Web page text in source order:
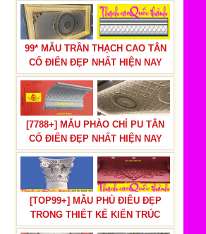
99* MẪU TRẦN THẠCH CAO TÂN
CỔ ĐIỂN ĐẸP NHẤT HIỆN NAY
[7788+] MẪU PHÀO CHỈ PU TÂN
CỔ ĐIỂN ĐẸP NHẤT HIỆN NAY
[TOP99+] MẪU PHÙ ĐIÊU ĐẸP
TRONG THIẾT KẾ KIẾN TRÚC